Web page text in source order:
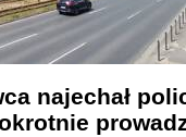
najechał